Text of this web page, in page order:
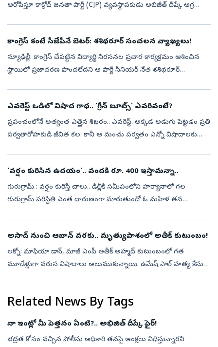
ఆరోపిస్తూ కాక్రోచ్‌ జనతా పార్టీ (CJP) వ్యవస్థాపకుడు అబిజీత్‌ దీప్కే ఆగ్రహం
కాంగ్రెస్ కంటే సీజేపీనే బెటర్‌: శశిథరూర్ సంచలన వ్యాఖ్యలు!
న్యూఢిల్లీ: కాంగ్రెస్ చేపట్టిన విద్యార్థి నిరసనల ప్రచార కార్యక్రమం ఆశించిన
స్థాయిలో ప్రజాదరణ పొందలేదని ఆ పార్టీ సీనియర్ నేత శశిథరూర్
ఎవరెస్ట్‌ ఒడిలో విషాద గాథ.. ‘గ్రీన్‌ బూట్స్‌’ ఎవరివంటే?
ప్రపంచంలోనే అత్యంత ఎత్తైన శిఖరం.. ఎవరెస్ట్‌. అక్కడ అడుగు పెట్టడం ప్రతి
పర్వతారోహకుడి జీవిత కల. కానీ ఆ మంచు పర్వతం ఎన్నో విషాదాలకు
‘వర్షం కురిసిన ఉదయం’.. వందకి రూ. 400 ఇస్తామన్నా..
గురుగ్రామ్ : వర్షం కురిస్తే చాలు.. డిల్లీకి సమీపంలోని హర్యానాలో గల
గురుగ్రామ్ పరిస్థితి ఎంత దారుణంగా మారుతుందో ఓ మహిళ తన
అసాద్ నుంచి ఆబాన్ వరకు.. మృత్యుపాశంలో అతీక్ కుటుంబం!
లక్నో: మాఫియా డాన్, మాజీ ఎంపీ అతీక్ అహ్మద్ కుటుంబంలో గత
మూడేళ్లుగా వరుస విషాదాలు అలుముకున్నాయి. ఉమేష్ పాల్ హత్య కేసుతో
Related News By Tags
నా ఇంట్లో మీ పెత్తనం ఏంటి?.. అభిజిత్‌ దీప్కే ఫైర్‌!
భద్రత కోసం వచ్చిన పోలీసు అధికారి తనపై ఆంక్షలు విధిస్తున్నారని